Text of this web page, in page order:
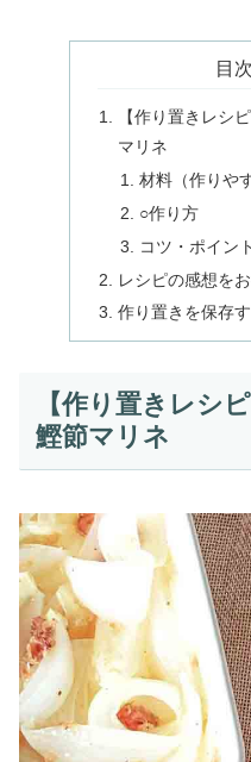
目次
【作り置きレシ
マリネ
材料（作りや
○作り方
コツ・ポイント
レシピの感想を
作り置きを保存
【作り置きレシ
鰹節マリネ